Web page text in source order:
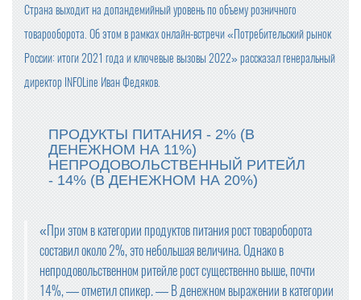
Страна выходит на допандемийный уровень по объему розничного
товарооборота. Об этом в рамках онлайн-встречи «Потребительский рынок
России: итоги 2021 года и ключевые вызовы 2022» рассказал генеральный
директор INFOLine Иван Федяков.
ПРОДУКТЫ ПИТАНИЯ - 2% (В
ДЕНЕЖНОМ НА 11%)
НЕПРОДОВОЛЬСТВЕННЫЙ РИТЕЙЛ
- 14% (В ДЕНЕЖНОМ НА 20%)
«При этом в категории продуктов питания рост товароборота
составил около 2%, это небольшая величина. Однако в
непродовольственном ритейле рост существенно выше, почти
14%, — отметил спикер. — В денежном выражении в категории